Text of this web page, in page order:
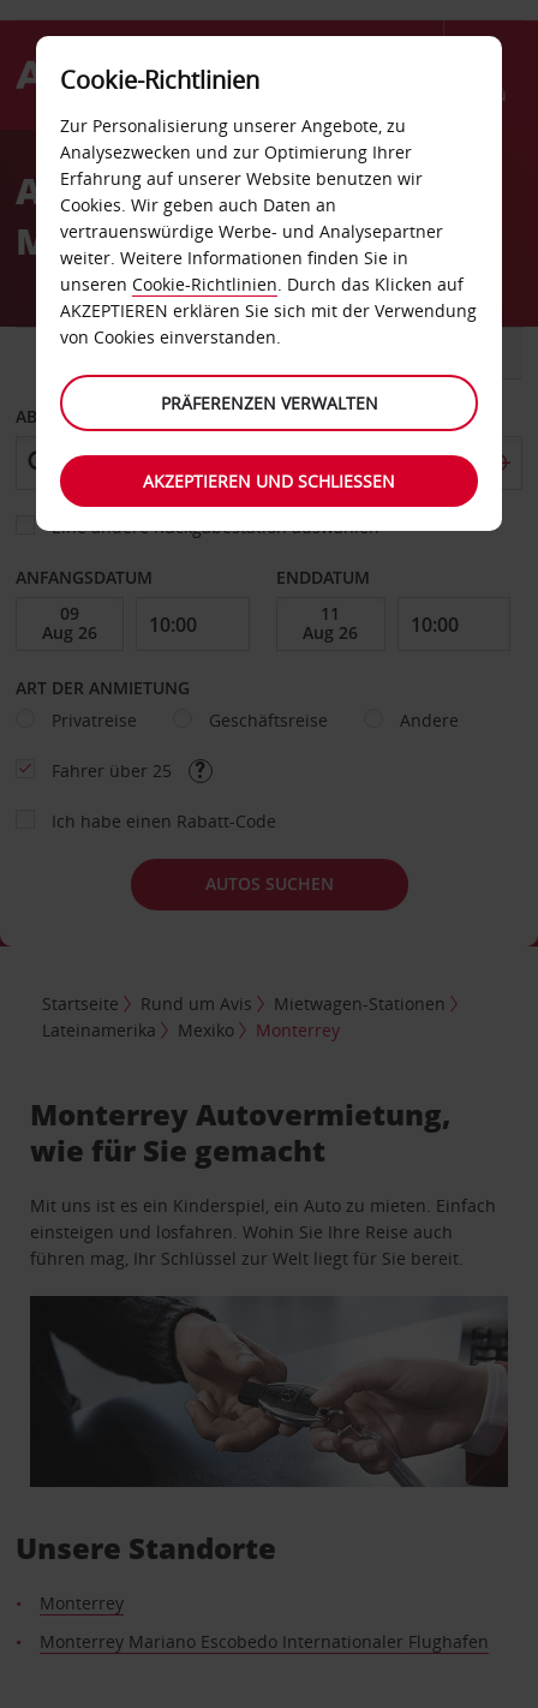
Menü
AvisAutovermietung
Monterrey
ABHOLEN VON
Eine andere Rückgabestation auswählen
ANFANGSDATUM ENDDATUM
ART DER ANMIETUNG
Privatreise
Geschäftsreise Andere
Fahrer über 25
Ich habe einen Rabatt-Code
AUTOS SUCHEN
Startseite Rund um Avis
Mietwagen-Stationen
Lateinamerika
Mexiko Monterrey
Monterrey Autovermietung,
wie für Sie gemacht
Mit uns ist es ein Kinderspiel, ein Auto zu mieten. Einfach
einsteigen und losfahren. Wohin Sie Ihre Reise auch
führen mag, Ihr Schlüssel zur Welt liegt für Sie bereit.
Unsere Standorte
Monterrey
Monterrey Mariano Escobedo Internationaler Flughafen
Cookie-Richtlinien
Zur Personalisierung unserer Angebote, zu
Analysezwecken und zur Optimierung Ihrer
Erfahrung auf unserer Website benutzen wir
Cookies. Wir geben auch Daten an
vertrauenswürdige Werbe- und Analysepartner
weiter. Weitere Informationen finden Sie in
unseren Cookie-Richtlinien. Durch das Klicken auf
AKZEPTIEREN erklären Sie sich mit der Verwendung
von Cookies einverstanden.
PRÄFERENZEN VERWALTEN
AKZEPTIEREN UND SCHLIESSEN